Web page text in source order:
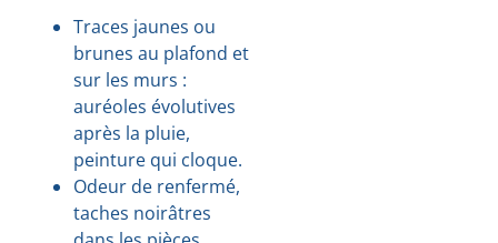
Traces jaunes ou
brunes au plafond et
sur les murs :
auréoles évolutives
après la pluie,
peinture qui cloque.
Odeur de renfermé,
taches noirâtres